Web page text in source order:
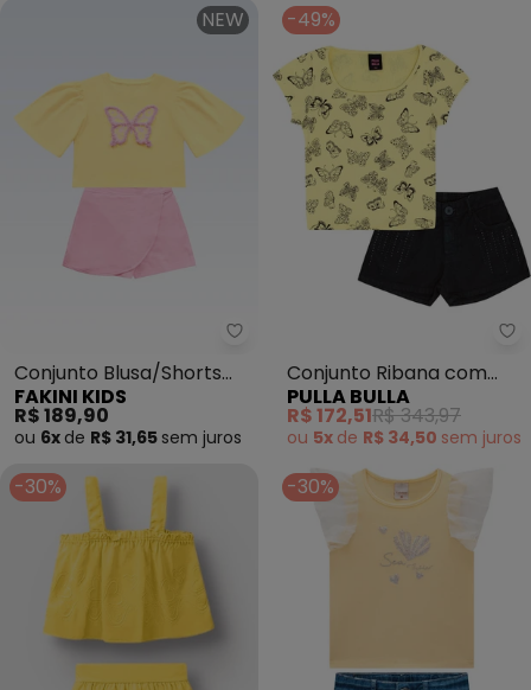
NEW
Fakini Kids - Conjunto Blusa/
Conjunto Blusa/Shorts
Saia (Amarelo)
FAKINI KIDS
R$ 189,90
ou 6x de R$ 31,65 sem juros
-49%
Conjunto Ribana com
Elastano Leve (Amarelo)
PULLA BULLA
R$ 172,51R$ 343,97
ou 5x de R$ 34,50 sem juros
-30% -30%